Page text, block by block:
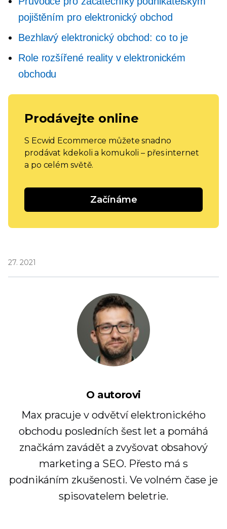
pojištěním pro elektronický obchod
Bezhlavý elektronický obchod: co to je
Role rozšířené reality v elektronickém
obchodu
Prodávejte online
S Ecwid Ecommerce můžete snadno
prodávat kdekoli a komukoli – přes internet
a po celém světě.
Začínáme
27. 2021
O autorovi
Max pracuje v odvětví elektronického
obchodu posledních šest let a pomáhá
značkám zavádět a zvyšovat obsahový
marketing a SEO. Přesto má s
podnikáním zkušenosti. Ve volném čase je
spisovatelem beletrie.